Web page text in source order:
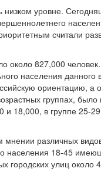
уровне.
считали
около 827,000
населения данного
ориентацию, а
группах, было
18,000, в группе 25-
различных
населения 18-45
улиц около